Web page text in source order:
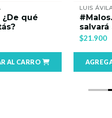
#Malos. ¿Quién te
salvará ahora?
AGREGAR AL CARRO